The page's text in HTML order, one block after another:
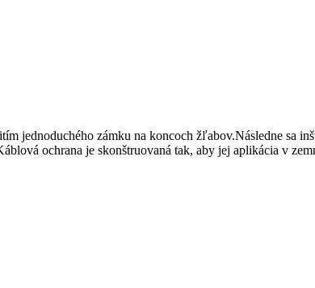
jednoduchého zámku na koncoch žľabov.Následne sa
ochrana je skonštruovaná tak, aby jej aplikácia v